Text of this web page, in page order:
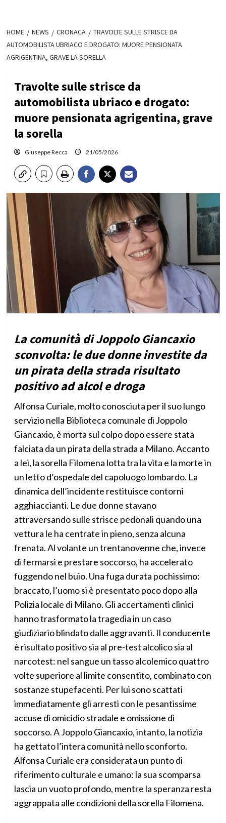
HOME NEWS CRONACA
TRAVOLTE SULLE STRISCE DA
AUTOMOBILISTA UBRIACO E DROGATO: MUORE PENSIONATA
AGRIGENTINA, GRAVE LA SORELLA
Travolte sulle strisce da
automobilista ubriaco e drogato:
muore pensionata agrigentina, grave
la sorella
Giuseppe Recca 21/05/2026
La comunità di Joppolo Giancaxio
sconvolta: le due donne investite da
un pirata della strada risultato
positivo ad alcol e droga
Alfonsa Curiale, molto conosciuta per il suo lungo
servizio nella Biblioteca comunale di Joppolo
Giancaxio, è morta sul colpo dopo essere stata
falciata da un pirata della strada a Milano. Accanto
a lei, la sorella Filomena lotta tra la vita e la morte in
un letto d’ospedale del capoluogo lombardo. La
dinamica dell’incidente restituisce contorni
agghiaccianti. Le due donne stavano
attraversando sulle strisce pedonali quando una
vettura le ha centrate in pieno, senza alcuna
frenata. Al volante un trentanovenne che, invece
di fermarsi e prestare soccorso, ha accelerato
fuggendo nel buio. Una fuga durata pochissimo:
braccato, l’uomo si è presentato poco dopo alla
Polizia locale di Milano. Gli accertamenti clinici
hanno trasformato la tragedia in un caso
giudiziario blindato dalle aggravanti. Il conducente
è risultato positivo sia al pre-test alcolico sia al
narcotest: nel sangue un tasso alcolemico quattro
volte superiore al limite consentito, combinato con
sostanze stupefacenti. Per lui sono scattati
immediatamente gli arresti con le pesantissime
accuse di omicidio stradale e omissione di
soccorso. A Joppolo Giancaxio, intanto, la notizia
ha gettato l’intera comunità nello sconforto.
Alfonsa Curiale era considerata un punto di
riferimento culturale e umano: la sua scomparsa
lascia un vuoto profondo, mentre la speranza resta
aggrappata alle condizioni della sorella Filomena.